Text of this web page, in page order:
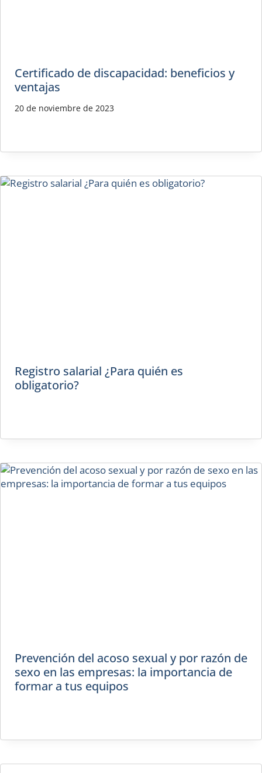
Certificado de discapacidad: beneficios y
ventajas
20 de noviembre de 2023
Registro salarial ¿Para quién es
obligatorio?
Prevención del acoso sexual y por razón de
sexo en las empresas: la importancia de
formar a tus equipos